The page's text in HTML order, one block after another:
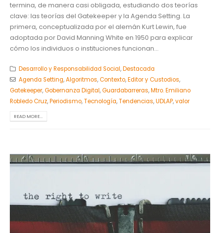
termina, de manera casi obligada, estudiando dos teorías
clave: las teorías del Gatekeeper y la Agenda Setting. La
primera, conceptualizada por el alemán Kurt Lewin, fue
adoptada por David Manning White en 1950 para explicar
cómo los individuos o instituciones funcionan...
Desarrollo y Responsabilidad Social,Destacada
Agenda Setting,Algoritmos,Contexto,Editor y Custodios,
Gatekeeper,Gobernanza Digital,Guardabarreras,Mtro. Emiliano
Robledo Cruz,Periodismo,Tecnología,Tendencias,UDLAP,valor
READ MORE...